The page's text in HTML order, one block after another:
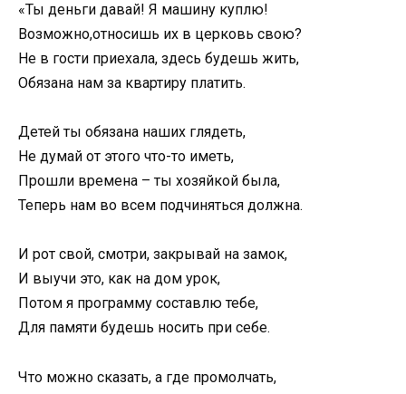
«Ты деньги давай! Я машину куплю!
Возможно,относишь их в церковь свою?
Не в гости приехала, здесь будешь жить,
Обязана нам за квартиру платить.
Детей ты обязана наших глядеть,
Не думай от этого что-то иметь,
Прошли времена – ты хозяйкой была,
Теперь нам во всем подчиняться должна.
И рот свой, смотри, закрывай на замок,
И выучи это, как на дом урок,
Потом я программу составлю тебе,
Для памяти будешь носить при себе.
Что можно сказать, а где промолчать,